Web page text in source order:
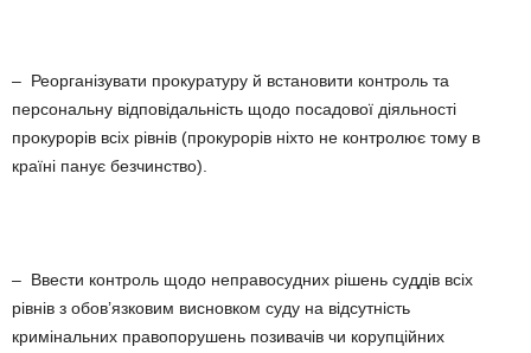
– Реорганізувати прокуратуру й встановити контроль та
персональну відповідальність щодо посадової діяльності
прокурорів всіх рівнів (прокурорів ніхто не контролює тому в
країні панує безчинство).
– Ввести контроль щодо неправосудних рішень суддів всіх
рівнів з обов’язковим висновком суду на відсутність
кримінальних правопорушень позивачів чи корупційних